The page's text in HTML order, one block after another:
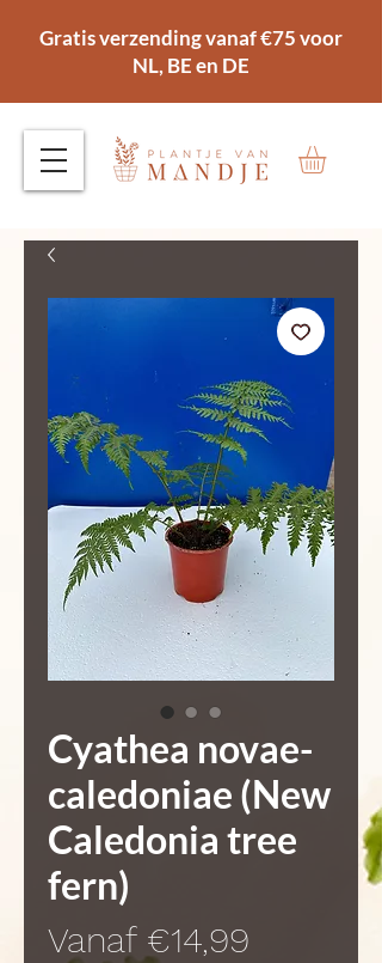
Gratis verzending vanaf €75 voor
NL, BE en DE
Cyathea novae-
caledoniae (New
Caledonia tree
fern)
Vanaf €14,99